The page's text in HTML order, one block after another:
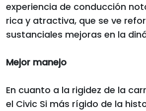
experiencia de conducción
rica y atractiva, que se ve
sustanciales mejoras en la
Mejor manejo
En cuanto a la rigidez de la
el Civic Si más rígido de la